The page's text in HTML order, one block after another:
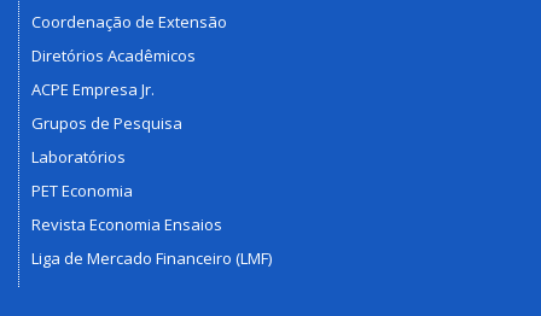
Coordenação de Extensão
Diretórios Acadêmicos
ACPE Empresa Jr.
Grupos de Pesquisa
Laboratórios
PET Economia
Revista Economia Ensaios
Liga de Mercado Financeiro (LMF)